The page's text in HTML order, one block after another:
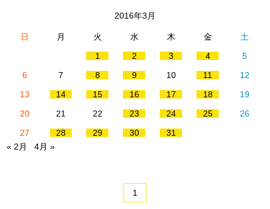
2016年3月
日 月 火 水 木 金
土
1
2 3 4
5
6
7 8 9 10 11
12
13
14 15 16 17 18
19
20
21 22 23 24 25
26
27
28 29 30
31
« 2月
4月 »
1